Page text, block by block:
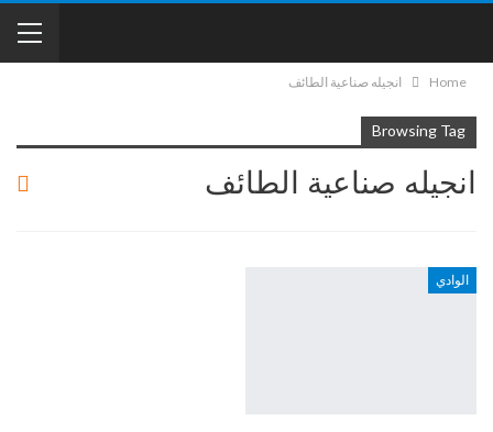
Home انجيله صناعية الطائف
Browsing Tag
انجيله صناعية الطائف
الوادي